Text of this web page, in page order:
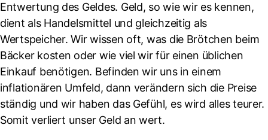
Entwertung des Geldes. Geld, so wie wir es kennen,
dient als Handelsmittel und gleichzeitig als
Wertspeicher. Wir wissen oft, was die Brötchen beim
Bäcker kosten oder wie viel wir für einen üblichen
Einkauf benötigen. Befinden wir uns in einem
inflationären Umfeld, dann verändern sich die Preise
ständig und wir haben das Gefühl, es wird alles teurer.
Somit verliert unser Geld an wert.